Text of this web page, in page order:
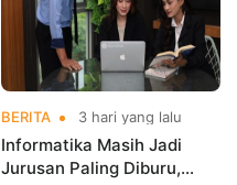
BERITA 3 hari yang lalu
Informatika Masih Jadi
Jurusan Paling Diburu,